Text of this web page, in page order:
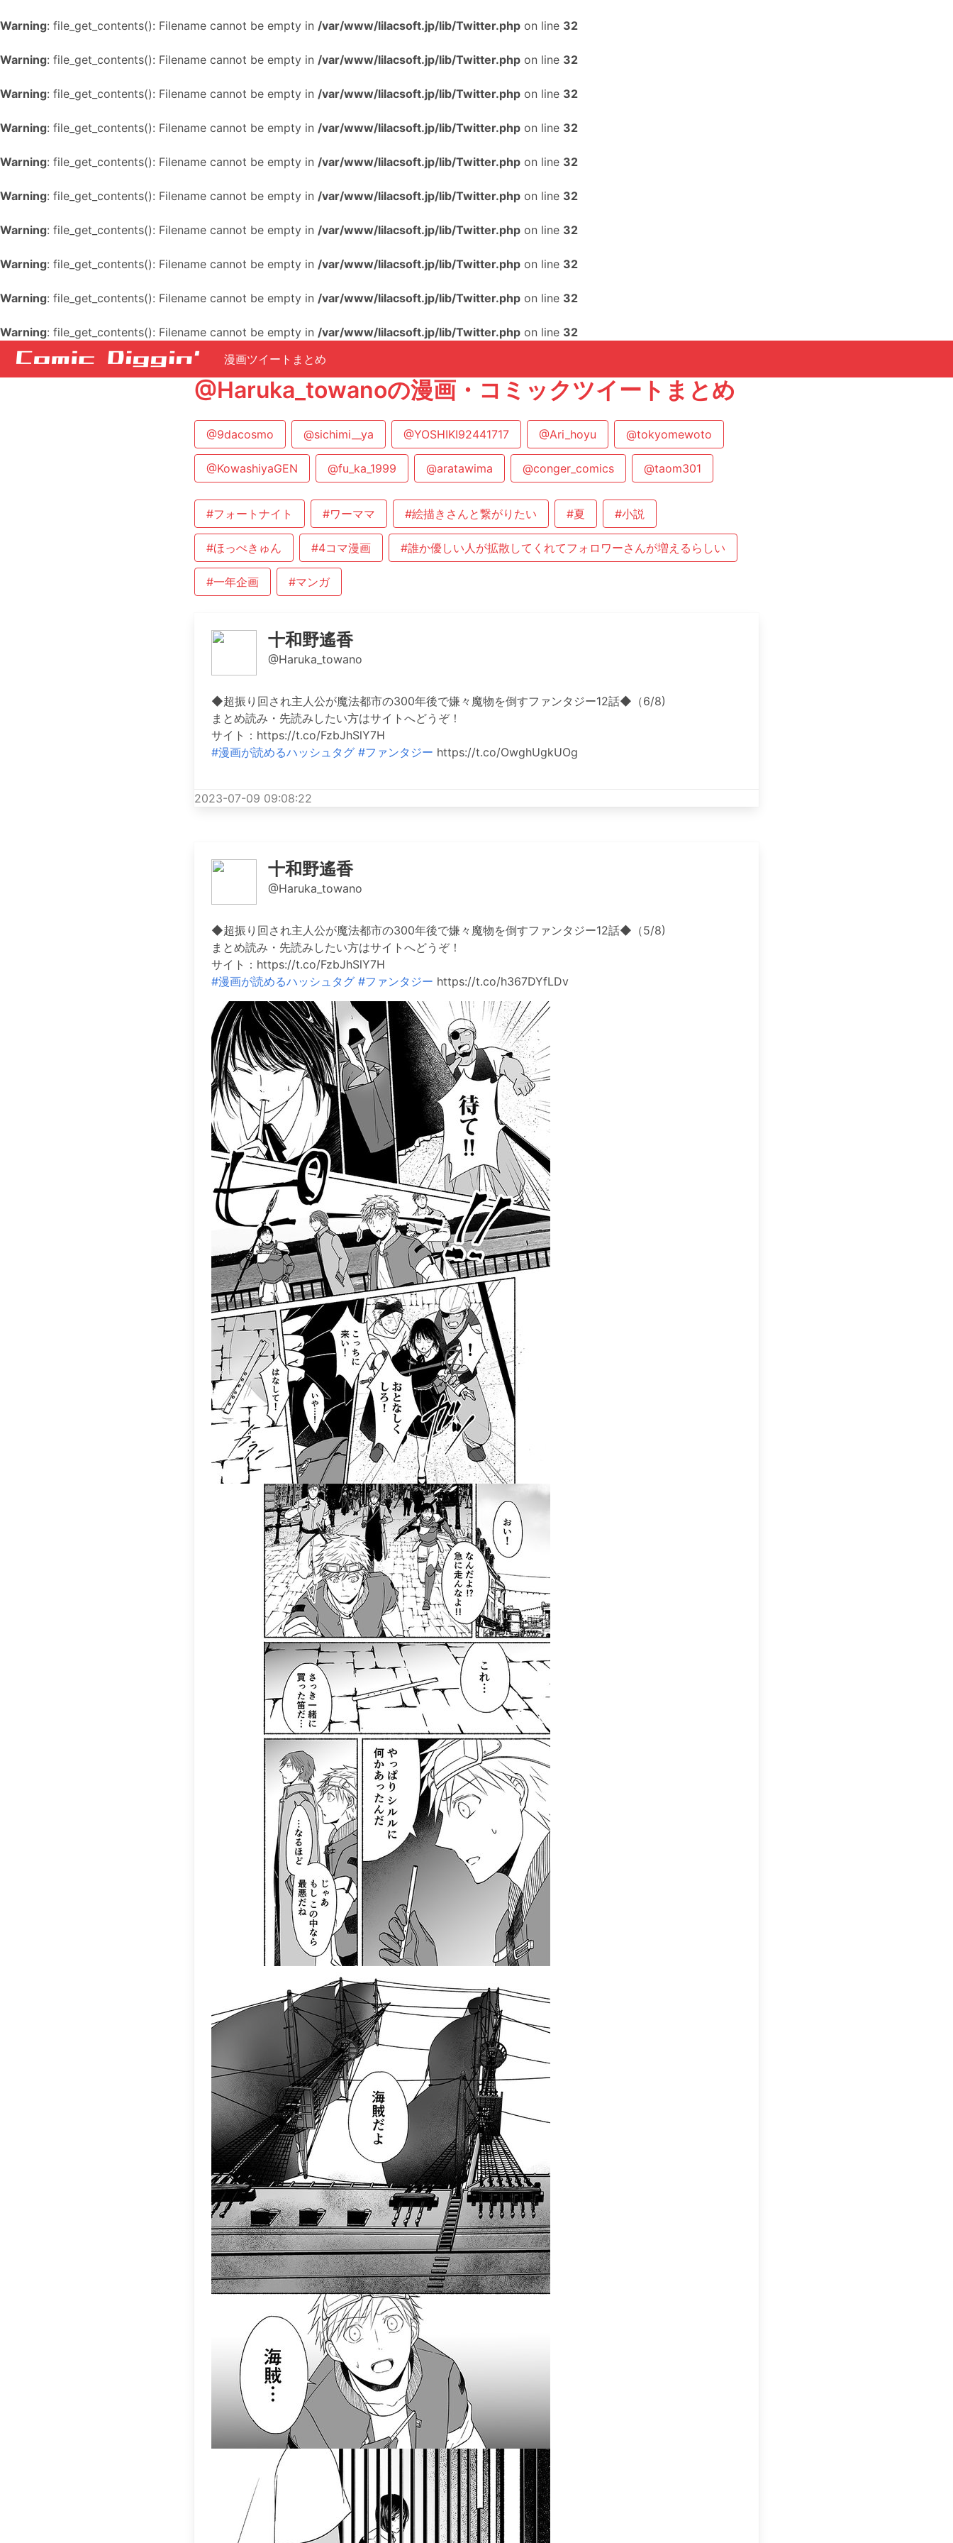
Warning: file_get_contents(): Filename cannot be empty in /var/www/lilacsoft.jp/lib/Twitter.php on line 32
Warning: file_get_contents(): Filename cannot be empty in /var/www/lilacsoft.jp/lib/Twitter.php on line 32
Warning: file_get_contents(): Filename cannot be empty in /var/www/lilacsoft.jp/lib/Twitter.php on line 32
Warning: file_get_contents(): Filename cannot be empty in /var/www/lilacsoft.jp/lib/Twitter.php on line 32
Warning: file_get_contents(): Filename cannot be empty in /var/www/lilacsoft.jp/lib/Twitter.php on line 32
Warning: file_get_contents(): Filename cannot be empty in /var/www/lilacsoft.jp/lib/Twitter.php on line 32
Warning: file_get_contents(): Filename cannot be empty in /var/www/lilacsoft.jp/lib/Twitter.php on line 32
Warning: file_get_contents(): Filename cannot be empty in /var/www/lilacsoft.jp/lib/Twitter.php on line 32
Warning: file_get_contents(): Filename cannot be empty in /var/www/lilacsoft.jp/lib/Twitter.php on line 32
Warning: file_get_contents(): Filename cannot be empty in /var/www/lilacsoft.jp/lib/Twitter.php on line 32
漫画ツイートまとめ
@Haruka_towanoの漫画・コミックツイートまとめ
@9dacosmo @sichimi__ya @YOSHIKI92441717 @Ari_hoyu @tokyomewoto
@KowashiyaGEN @fu_ka_1999 @aratawima @conger_comics @taom301
#フォートナイト #ワーママ #絵描きさんと繋がりたい #夏 #小説
#ほっぺきゅん #4コマ漫画 #誰か優しい人が拡散してくれてフォロワーさんが増えるらしい
#一年企画 #マンガ
十和野遙香
@Haruka_towano
◆超振り回され主人公が魔法都市の300年後で嫌々魔物を倒すファンタジー12話◆（6/8)
まとめ読み・先読みしたい方はサイトへどうぞ！
サイト：https://t.co/FzbJhSlY7H
#漫画が読めるハッシュタグ #ファンタジー https://t.co/OwghUgkUOg
2023-07-09 09:08:22
十和野遙香
@Haruka_towano
◆超振り回され主人公が魔法都市の300年後で嫌々魔物を倒すファンタジー12話◆（5/8)
まとめ読み・先読みしたい方はサイトへどうぞ！
サイト：https://t.co/FzbJhSlY7H
#漫画が読めるハッシュタグ #ファンタジー https://t.co/h367DYfLDv